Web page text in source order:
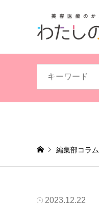
編集部コラム
2023.12.22